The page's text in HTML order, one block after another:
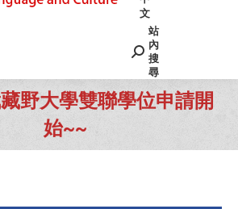
文
Search:
站
內
搜
尋
野大學雙聯學位申請開
始~~
You are here: